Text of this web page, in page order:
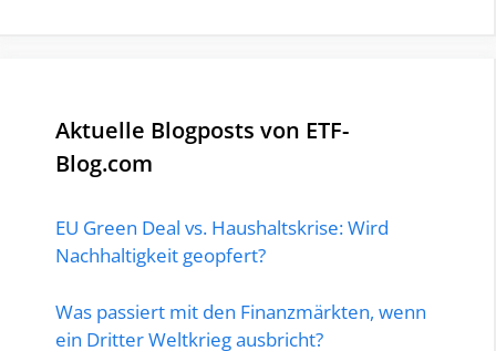
Aktuelle Blogposts von ETF-
Blog.com
EU Green Deal vs. Haushaltskrise: Wird
Nachhaltigkeit geopfert?
Was passiert mit den Finanzmärkten, wenn
ein Dritter Weltkrieg ausbricht?